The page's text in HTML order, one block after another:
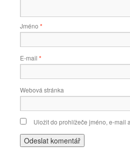
Jméno *
E-mail *
Webová stránka
Uložit do prohlížeče jméno, e-mail